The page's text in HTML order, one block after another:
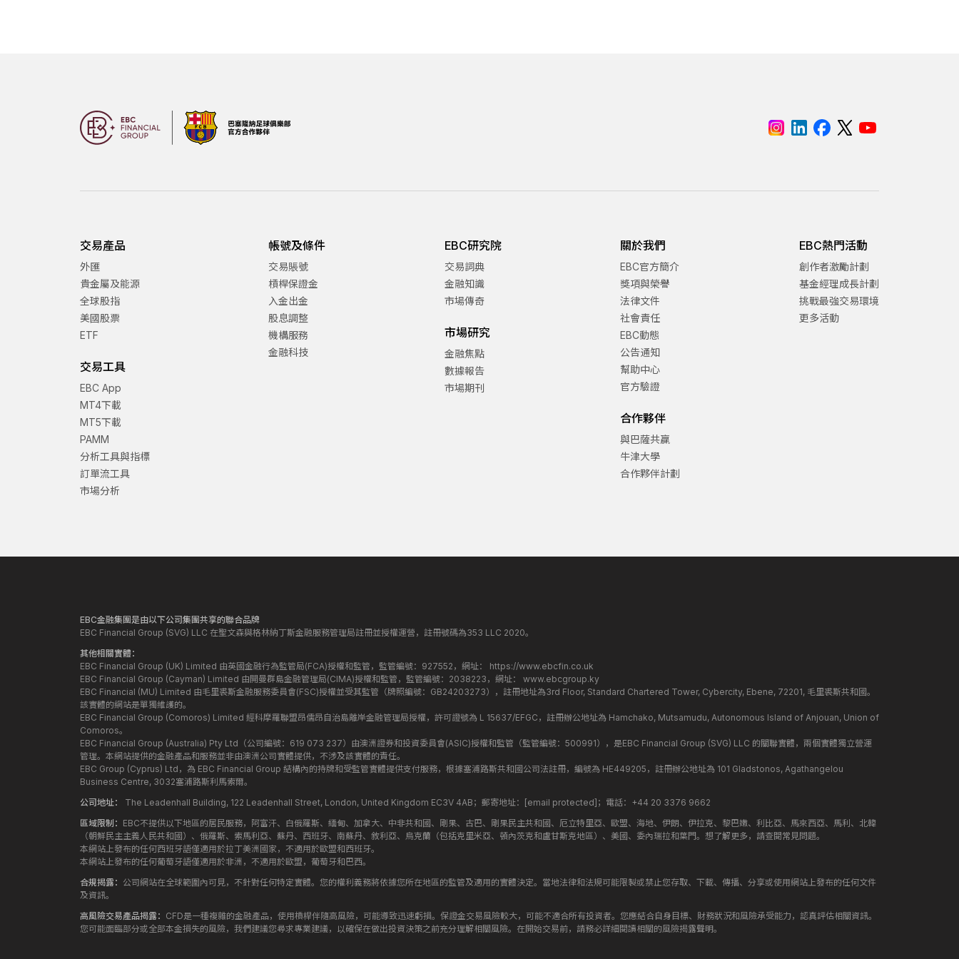
交易產品
外匯
貴金屬及能源
全球股指
美國股票
ETF
交易工具
EBC App
MT4下載
MT5下載
PAMM
分析工具與指標
訂單流工具
市場分析
帳號及條件
交易賬號
槓桿保證金
入金出金
股息調整
機構服務
金融科技
EBC研究院
交易詞典
金融知識
市場傳奇
市場研究
金融焦點
數據報告
市場期刊
關於我們
EBC官方簡介
獎項與榮譽
法律文件
社會責任
EBC動態
公告通知
幫助中心
官方驗證
合作夥伴
與巴薩共贏
牛津大學
合作夥伴計劃
EBC熱門活動
創作者激勵計劃
基金經理成長計劃
挑戰最強交易環境
更多活動
EBC金融集團是由以下公司集團共享的聯合品牌
EBC Financial Group (SVG) LLC 在聖文森與格林納丁斯金融服務管理局註冊並授權運營，註冊號碼為353 LLC 2020。
其他相關實體：
EBC Financial Group (UK) Limited 由英國金融行為監管局(FCA)授權和監管，監管編號：927552，網址： https://www.ebcfin.co.uk
EBC Financial Group (Cayman) Limited 由開曼群島金融管理局(CIMA)授權和監管，監管編號：2038223，網址： www.ebcgroup.ky
EBC Financial (MU) Limited 由毛里裘斯金融服務委員會(FSC)授權並受其監管（牌照編號：GB24203273），註冊地址為3rd Floor, Standard Chartered Tower, Cybercity, Ebene, 72201, 毛里裘斯共和國。
該實體的網站是單獨維護的。
EBC Financial Group (Comoros) Limited 經科摩羅聯盟昂儒昂自治島離岸金融管理局授權，許可證號為 L 15637/EFGC，註冊辦公地址為 Hamchako, Mutsamudu, Autonomous Island of Anjouan, Union of
Comoros。
EBC Financial Group (Australia) Pty Ltd（公司編號：619 073 237）由澳洲證券和投資委員會(ASIC)授權和監管（監管編號：500991），是EBC Financial Group (SVG) LLC 的關聯實體，兩個實體獨立營運
管理。本網站提供的金融產品和服務並非由澳洲公司實體提供，不涉及該實體的責任。
EBC Group (Cyprus) Ltd，為 EBC Financial Group 結構內的持牌和受監管實體提供支付服務，根據塞浦路斯共和國公司法註冊，編號為 HE449205，註冊辦公地址為 101 Gladstonos, Agathangelou
Business Centre, 3032塞浦路斯利馬索爾。
公司地址： The Leadenhall Building, 122 Leadenhall Street, London, United Kingdom EC3V 4AB；郵寄地址： [email protected] ；電話：+44 20 3376 9662
區域限制： EBC不提供以下地區的居民服務，阿富汗、白俄羅斯、緬甸、加拿大、中非共和國、剛果、古巴、剛果民主共和國、厄立特里亞、歐盟、海地、伊朗、伊拉克、黎巴嫩、利比亞、馬來西亞、馬利、北韓
（朝鮮民主主義人民共和國）、俄羅斯、索馬利亞、蘇丹、西班牙、南蘇丹、敘利亞、烏克蘭（包括克里米亞、頓內茨克和盧甘斯克地區）、美國、委內瑞拉和葉門。想了解更多，請查閱常見問題。
本網站上發布的任何西班牙語僅適用於拉丁美洲國家，不適用於歐盟和西班牙。
本網站上發布的任何葡萄牙語僅適用於非洲，不適用於歐盟，葡萄牙和巴西。
合規揭露： 公司網站在全球範圍內可見，不針對任何特定實體。您的權利義務將依據您所在地區的監管及適用的實體決定。當地法律和法規可能限製或禁止您存取、下載、傳播、分享或使用網站上發布的任何文件
及資訊。
高風險交易產品揭露： CFD是一種複雜的金融產品，使用槓桿伴隨高風險，可能導致迅速虧損。保證金交易風險較大，可能不適合所有投資者。您應結合自身目標、財務狀況和風險承受能力，認真評估相關資訊。
您可能面臨部分或全部本金損失的風險，我們建議您尋求專業建議，以確保在做出投資決策之前充分理解相關風險。在開始交易前，請務必詳細閱讀相關的風險揭露聲明。